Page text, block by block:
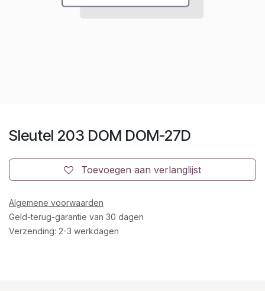
Sleutel 203 DOM DOM-27D
Toevoegen aan verlanglijst
Algemene voorwaarden
Geld-terug-garantie van 30 dagen
Verzending: 2-3 werkdagen